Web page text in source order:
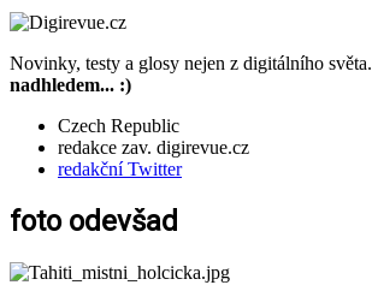
Novinky, testy a glosy nejen z digitálního světa.
nadhledem... :)
Czech Republic
redakce zav. digirevue.cz
redakční Twitter
foto odevšad